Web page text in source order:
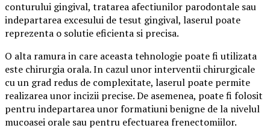
conturului gingival, tratarea afectiunilor parodontale sau
indepartarea excesului de tesut gingival, laserul poate
reprezenta o solutie eficienta si precisa.
O alta ramura in care aceasta tehnologie poate fi utilizata
este chirurgia orala. In cazul unor interventii chirurgicale
cu un grad redus de complexitate, laserul poate permite
realizarea unor incizii precise. De asemenea, poate fi folosit
pentru indepartarea unor formatiuni benigne de la nivelul
mucoasei orale sau pentru efectuarea frenectomiilor.